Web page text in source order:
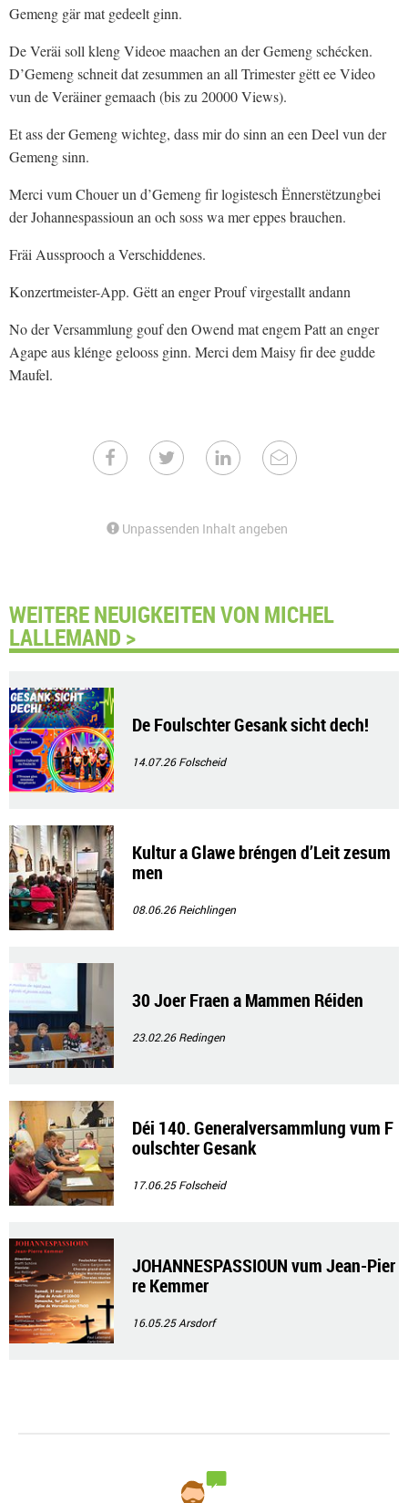
Gemeng gär mat gedeelt ginn.
De Veräi soll kleng Videoe maachen an der Gemeng schécken.
D’Gemeng schneit dat zesummen an all Trimester gëtt ee Video
vun de Veräiner gemaach (bis zu 20000 Views).
Et ass der Gemeng wichteg, dass mir do sinn an een Deel vun der
Gemeng sinn.
Merci vum Chouer un d’Gemeng fir logistesch Ënnerstëtzungbei
der Johannespassioun an och soss wa mer eppes brauchen.
Fräi Aussprooch a Verschiddenes.
Konzertmeister-App. Gëtt an enger Prouf virgestallt andann
No der Versammlung gouf den Owend mat engem Patt an enger
Agape aus klénge gelooss ginn. Merci dem Maisy fir dee gudde
Maufel.
Unpassenden Inhalt angeben
WEITERE NEUIGKEITEN VON MICHEL
LALLEMAND >
De Foulschter Gesank sicht dech!
14.07.26Folscheid
Kultur a Glawe bréngen d’Leit zesum
men
08.06.26Reichlingen
30 Joer Fraen a Mammen Réiden
23.02.26Redingen
Déi 140. Generalversammlung vum F
oulschter Gesank
17.06.25Folscheid
JOHANNESPASSIOUN vum Jean-Pier
re Kemmer
16.05.25Arsdorf